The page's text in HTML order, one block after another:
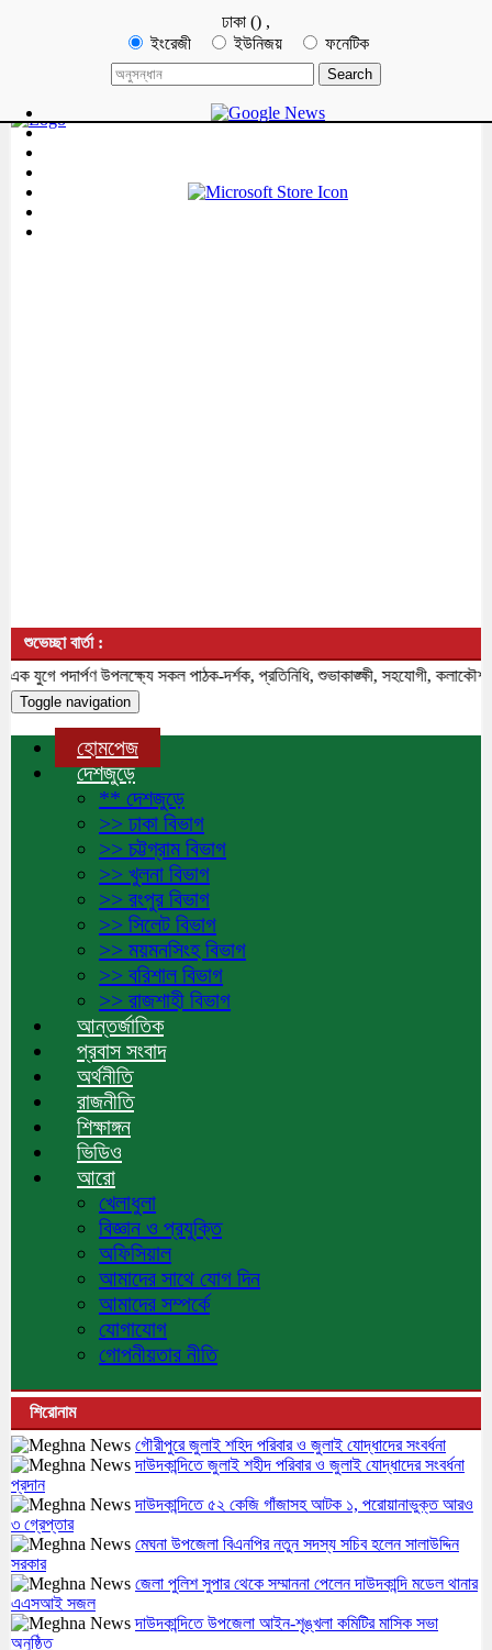
ঢাকা () ,
ইংরেজী
ইউনিজয় ফনেটিক
শুভেচ্ছা বার্তা :
উপলক্ষ্যে সকল পাঠক-দর্শক, প্রতিনিধি, শুভাকাঙ্ক্ষী, সহযোগী, কলাকৌশলীসহ দেশ
Toggle navigation
হোমপেজ
দেশজুড়ে
** দেশজুড়ে
>> ঢাকা বিভাগ
>> চট্টগ্রাম বিভাগ
>> খুলনা বিভাগ
>> রংপুর বিভাগ
>> সিলেট বিভাগ
>> ময়মনসিংহ বিভাগ
>> বরিশাল বিভাগ
>> রাজশাহী বিভাগ
আন্তর্জাতিক
প্রবাস সংবাদ
অর্থনীতি
রাজনীতি
শিক্ষাঙ্গন
ভিডিও
আরো
খেলাধুলা
বিজ্ঞান ও প্রযুক্তি
অফিসিয়াল
আমাদের সাথে যোগ দিন
আমাদের সম্পর্কে
যোগাযোগ
গোপনীয়তার নীতি
শিরোনাম
গৌরীপুরে জুলাই শহিদ পরিবার ও জুলাই যোদ্ধাদের সংবর্ধনা
দাউদকান্দিতে জুলাই শহীদ পরিবার ও জুলাই যোদ্ধাদের সংবর্ধনা
প্রদান
দাউদকান্দিতে ৫২ কেজি গাঁজাসহ আটক ১, পরোয়ানাভুক্ত আরও
৩ গ্রেপ্তার
মেঘনা উপজেলা বিএনপির নতুন সদস্য সচিব হলেন সালাউদ্দিন
সরকার
জেলা পুলিশ সুপার থেকে সম্মাননা পেলেন দাউদকান্দি মডেল থানার
এএসআই সজল
দাউদকান্দিতে উপজেলা আইন-শৃঙ্খলা কমিটির মাসিক সভা
অনুষ্ঠিত